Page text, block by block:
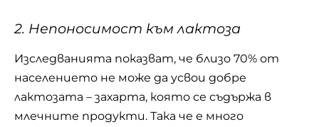
2. Непоносимост към лактоза
Изследванията показват, че близо 70% от
населението не може да усвои добре
лактозата – захарта, която се съдържа в
млечните продукти. Така че е много